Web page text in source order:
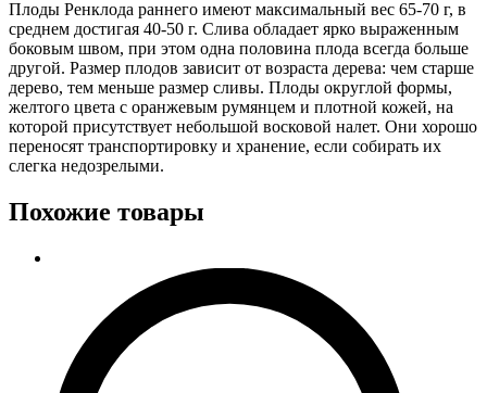
Плоды Ренклода раннего имеют максимальный вес 65-70 г, в
среднем достигая 40-50 г. Слива обладает ярко выраженным
боковым швом, при этом одна половина плода всегда больше
другой. Размер плодов зависит от возраста дерева: чем старше
дерево, тем меньше размер сливы. Плоды округлой формы,
желтого цвета с оранжевым румянцем и плотной кожей, на
которой присутствует небольшой восковой налет. Они хорошо
переносят транспортировку и хранение, если собирать их
слегка недозрелыми.
Похожие товары